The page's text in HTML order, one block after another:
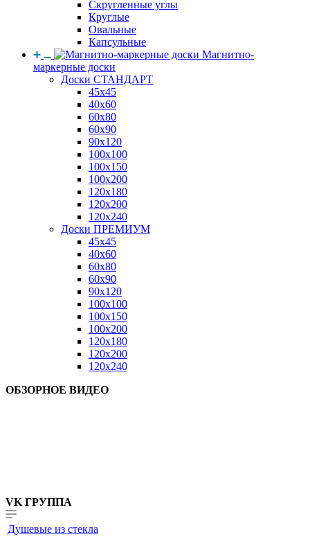
Скругленные углы
Круглые
Овальные
Капсульные
Магнитно-
маркерные доски
Доски СТАНДАРТ
45x45
40x60
60x80
60x90
90x120
100x100
100x150
100x200
120x180
120x200
120x240
Доски ПРЕМИУМ
45x45
40x60
60x80
60x90
90x120
100x100
100x150
100x200
120x180
120x200
120x240
ОБЗОРНОЕ ВИДЕО
VK ГРУППА
Душевые из стекла